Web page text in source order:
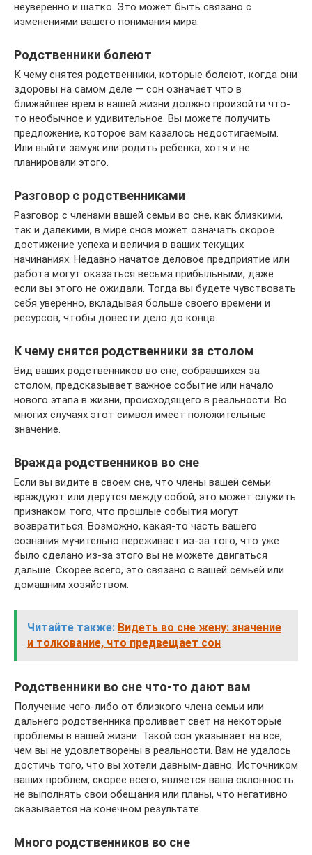
неуверенно и шатко. Это может быть связано с
изменениями вашего понимания мира.
Родственники болеют
К чему снятся родственники, которые болеют, когда они
здоровы на самом деле — сон означает что в
ближайшее врем в вашей жизни должно произойти что-
то необычное и удивительное. Вы можете получить
предложение, которое вам казалось недостигаемым.
Или выйти замуж или родить ребенка, хотя и не
планировали этого.
Разговор с родственниками
Разговор с членами вашей семьи во сне, как близкими,
так и далекими, в мире снов может означать скорое
достижение успеха и величия в ваших текущих
начинаниях. Недавно начатое деловое предприятие или
работа могут оказаться весьма прибыльными, даже
если вы этого не ожидали. Тогда вы будете чувствовать
себя уверенно, вкладывая больше своего времени и
ресурсов, чтобы довести дело до конца.
К чему снятся родственники за столом
Вид ваших родственников во сне, собравшихся за
столом, предсказывает важное событие или начало
нового этапа в жизни, происходящего в реальности. Во
многих случаях этот символ имеет положительные
значение.
Вражда родственников во сне
Если вы видите в своем сне, что члены вашей семьи
враждуют или дерутся между собой, это может служить
признаком того, что прошлые события могут
возвратиться. Возможно, какая-то часть вашего
сознания мучительно переживает из-за того, что уже
было сделано из-за этого вы не можете двигаться
дальше. Скорее всего, это связано с вашей семьей или
домашним хозяйством.
Читайте также: Видеть во сне жену: значение
и толкование, что предвещает сон
Родственники во сне что-то дают вам
Получение чего-либо от близкого члена семьи или
дальнего родственника проливает свет на некоторые
проблемы в вашей жизни. Такой сон указывает на все,
чем вы не удовлетворены в реальности. Вам не удалось
достичь того, что вы хотели давным-давно. Источником
ваших проблем, скорее всего, является ваша склонность
не выполнять свои обещания или планы, что негативно
сказывается на конечном результате.
Много родственников во сне